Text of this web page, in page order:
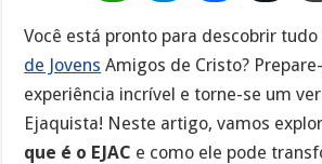
Você está pronto para descobrir tudo
de Jovens Amigos de Cristo?
experiência incrível e torne-se um
Ejaquista! Neste artigo, vamos
que é o EJAC e como ele pode